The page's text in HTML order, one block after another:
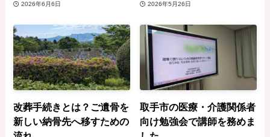
2026年6月6日 2026年5月26日
改葬手続きとは？ご遺骨を
新しい納骨先へ移すための
取手市の医療・介護関係者
向け勉強会で講師を務めま